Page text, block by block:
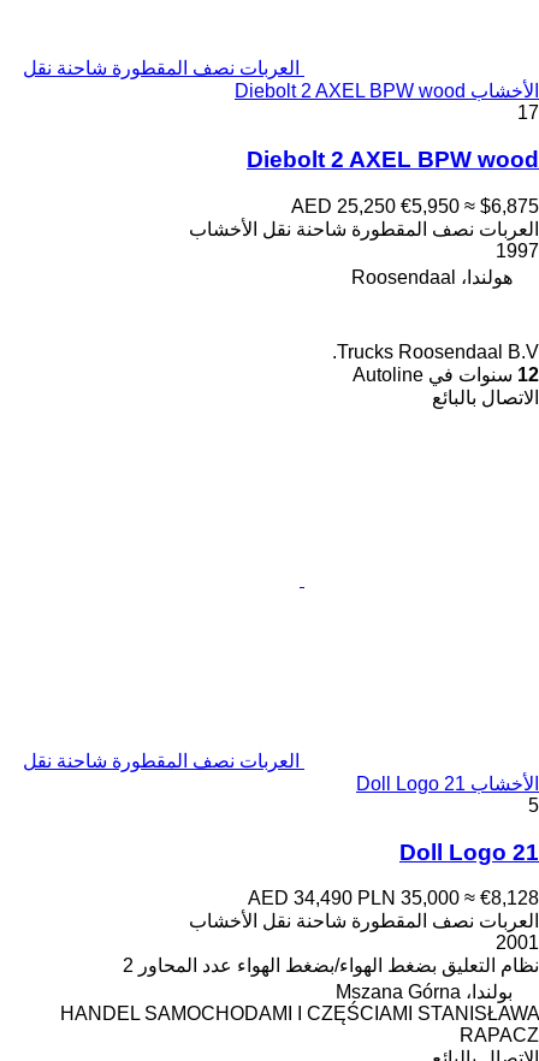
العربات نصف المقطورة شاحنة نقل
الأخشاب Diebolt 2 AXEL BPW wood
17
Diebolt 2 AXEL BPW wood
AED 25,250 €5,950 ≈ $6,875
العربات نصف المقطورة شاحنة نقل الأخشاب
1997
هولندا، Roosendaal
Trucks Roosendaal B.V.
12 سنوات في Autoline
الاتصال بالبائع
العربات نصف المقطورة شاحنة نقل
الأخشاب Doll Logo 21
5
Doll Logo 21
AED 34,490 PLN 35,000 ≈ €8,128
العربات نصف المقطورة شاحنة نقل الأخشاب
2001
نظام التعليق بضغط الهواء/بضغط الهواء عدد المحاور 2
بولندا، Mszana Górna
HANDEL SAMOCHODAMI I CZĘŚCIAMI STANISŁAWA
RAPACZ